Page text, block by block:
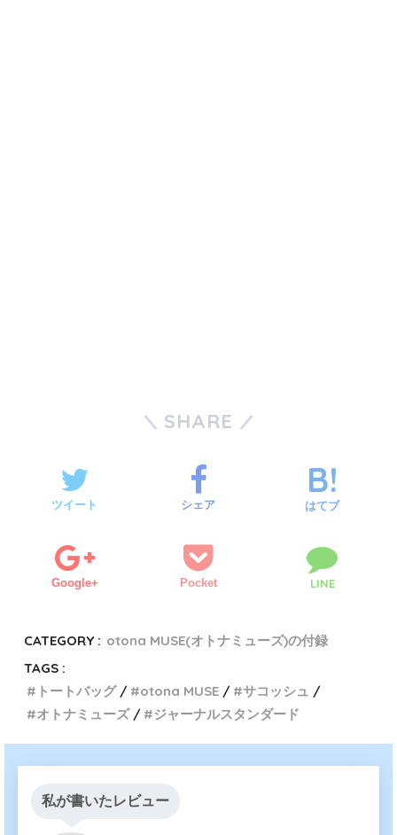
SHARE
ツイート シェア はてブ
Google+ Pocket LINE
CATEGORY : otona MUSE(オトナミューズ)の付録
TAGS :
トートバッグ
otona MUSE
サコッシュ
オトナミューズ
ジャーナルスタンダード
私が書いたレビュー